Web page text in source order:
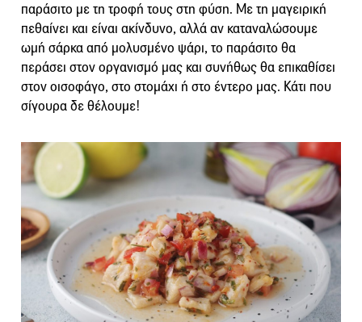
παράσιτο με τη τροφή τους στη φύση. Με τη μαγειρική
πεθαίνει και είναι ακίνδυνο, αλλά αν καταναλώσουμε
ωμή σάρκα από μολυσμένο ψάρι, το παράσιτο θα
περάσει στον οργανισμό μας και συνήθως θα επικαθίσει
στον οισοφάγο, στο στομάχι ή στο έντερο μας. Κάτι που
σίγουρα δε θέλουμε!